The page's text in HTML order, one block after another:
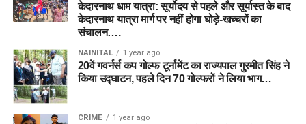
केदारनाथ धाम यात्रा: सूर्योदय से पहले और सूर्यास्त के बाद
केदारनाथ यात्रा मार्ग पर नहीं होगा घोड़े-खच्चरों का
संचालन….
NAINITAL 1 year ago
20वें गवर्नर्स कप गोल्फ टूर्नामेंट का राज्यपाल गुरमीत सिंह ने
किया उद्घाटन, पहले दिन 70 गोल्फरों ने लिया भाग…
CRIME 1 year ago